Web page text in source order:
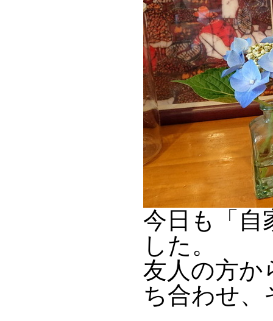
今日も「自
した。
友人の方か
ち合わせ、